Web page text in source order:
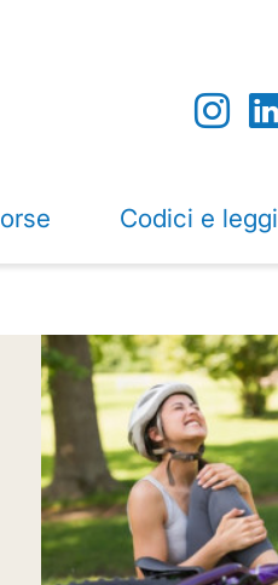
Codici e leggi